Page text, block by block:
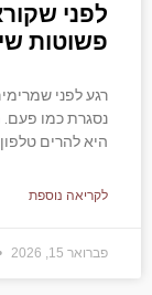
פשוטות
רגע לפני
נסגרת כמו
היא להרים
לקריאה נוספת
פברואר 15, 2026